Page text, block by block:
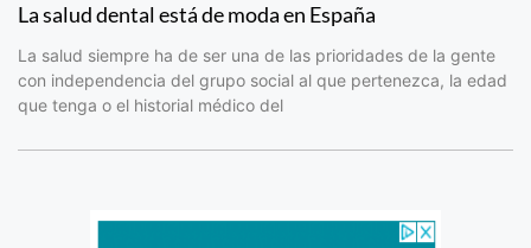
La salud dental está de moda en España
La salud siempre ha de ser una de las prioridades de la gente
con independencia del grupo social al que pertenezca, la edad
que tenga o el historial médico del